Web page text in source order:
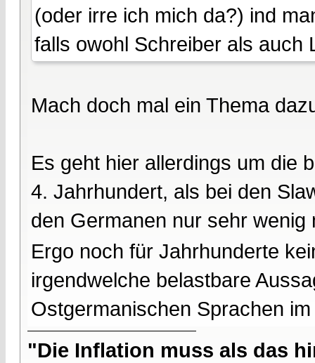
(oder irre ich mich da?) ind
falls owohl Schreiber als auch
Mach doch mal ein Thema
Es geht hier allerdings um die
4. Jahrhundert, als bei den
den Germanen nur sehr
Ergo noch für Jahrhunderte
irgendwelche belastbare
Ostgermanischen Sprachen
"Die Inflation muss als das